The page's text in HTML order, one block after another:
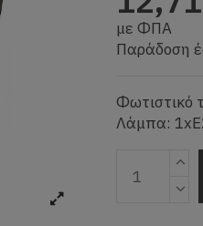
με ΦΠΑ
Παράδοση
Φωτιστικό
Λάμπα: